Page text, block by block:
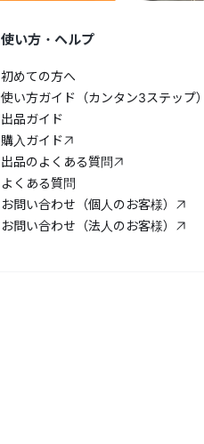
使い方・ヘルプ
初めての方へ
使い方ガイド（カンタン3ステップ）
出品ガイド
購入ガイド
出品のよくある質問
よくある質問
お問い合わせ（個人のお客様）
お問い合わせ（法人のお客様）